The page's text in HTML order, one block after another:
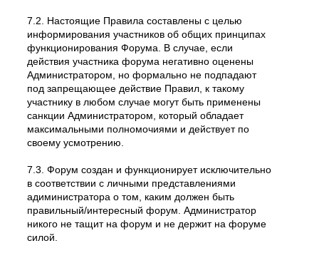
7.2. Настоящие Правила составлены с целью
информирования участников об общих принципах
функционирования Форума. В случае, если
действия участника форума негативно оценены
Администратором, но формально не подпадают
под запрещающее действие Правил, к такому
участнику в любом случае могут быть применены
санкции Администратором, который обладает
максимальными полномочиями и действует по
своему усмотрению.
7.3. Форум создан и функционирует исключительно
в соответствии с личными представлениями
адиминистратора о том, каким должен быть
правильный/интересный форум. Администратор
никого не тащит на форум и не держит на форуме
силой.